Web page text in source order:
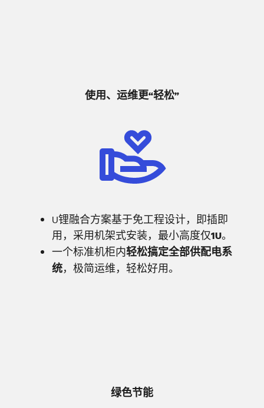
使用、运维更“轻松”
U锂融合方案基于免工程设计，即插即
用，采用机架式安装，最小高度仅1U。
一个标准机柜内轻松搞定全部供配电系
统，极简运维，轻松好用。
绿色节能